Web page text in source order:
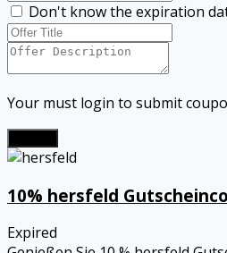
Don't know the expiration
Your must login to submit
10% hersfeld
Expired